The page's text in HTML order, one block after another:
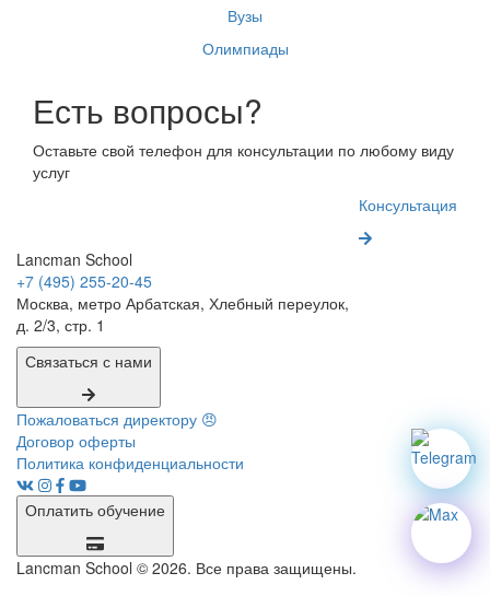
Вузы
Олимпиады
Есть вопросы?
Оставьте свой телефон для консультации по любому виду
услуг
Консультация
Lancman School
+7 (495) 255-20-45
Москва, метро Арбатская, Хлебный переулок,
д. 2/3, стр. 1
Связаться с нами
Пожаловаться директору 😠
Договор оферты
Политика конфиденциальности
Оплатить обучение
Lancman School © 2026. Все права защищены.